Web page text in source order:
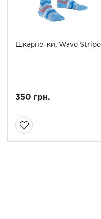
Шкарпетки, Wave Stripe
350 грн.